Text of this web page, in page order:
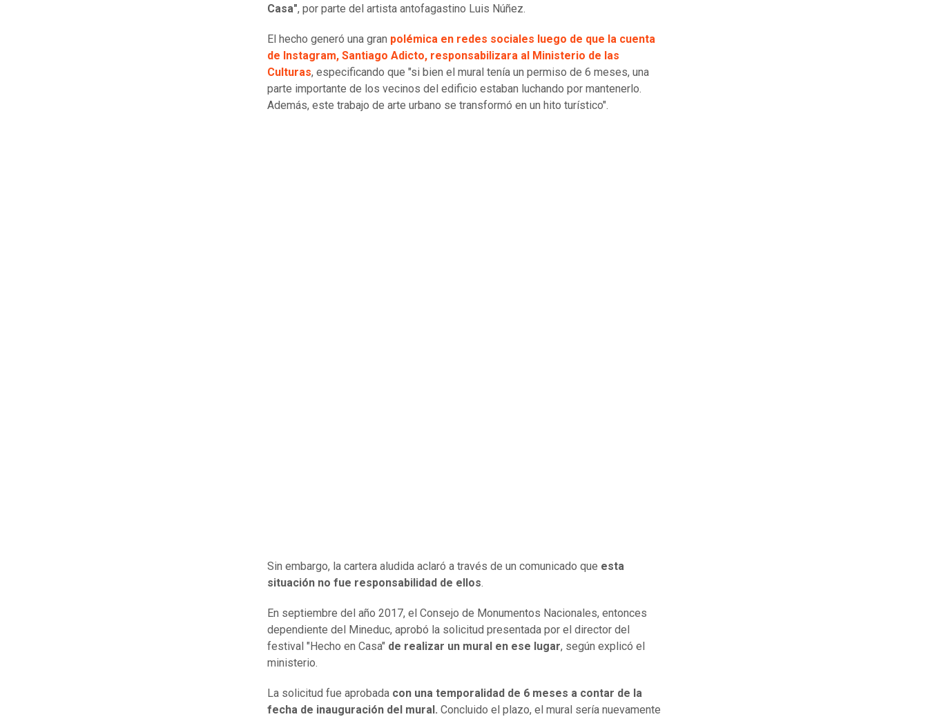
Casa", por parte del artista antofagastino Luis Núñez.
El hecho generó una gran polémica en redes sociales luego de que la cuenta
de Instagram, Santiago Adicto, responsabilizara al Ministerio de las
Culturas, especificando que "si bien el mural tenía un permiso de 6 meses, una
parte importante de los vecinos del edificio estaban luchando por mantenerlo.
Además, este trabajo de arte urbano se transformó en un hito turístico".
Sin embargo, la cartera aludida aclaró a través de un comunicado que esta
situación no fue responsabilidad de ellos.
En septiembre del año 2017, el Consejo de Monumentos Nacionales, entonces
dependiente del Mineduc, aprobó la solicitud presentada por el director del
festival "Hecho en Casa" de realizar un mural en ese lugar, según explicó el
ministerio.
La solicitud fue aprobada con una temporalidad de 6 meses a contar de la
fecha de inauguración del mural. Concluido el plazo, el mural sería nuevamente